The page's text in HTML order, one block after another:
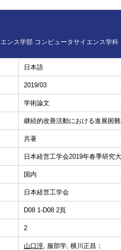
ンス学部 コンピュータサイエンス学科
日本語
2019/03
学術論文
継続的改善活動における進展困
共著
日本経営工学会2019年春季研究
国内
日本経営工学会
D08 1-D08 2頁
2
山口淳, 服部学, 横川正昌；